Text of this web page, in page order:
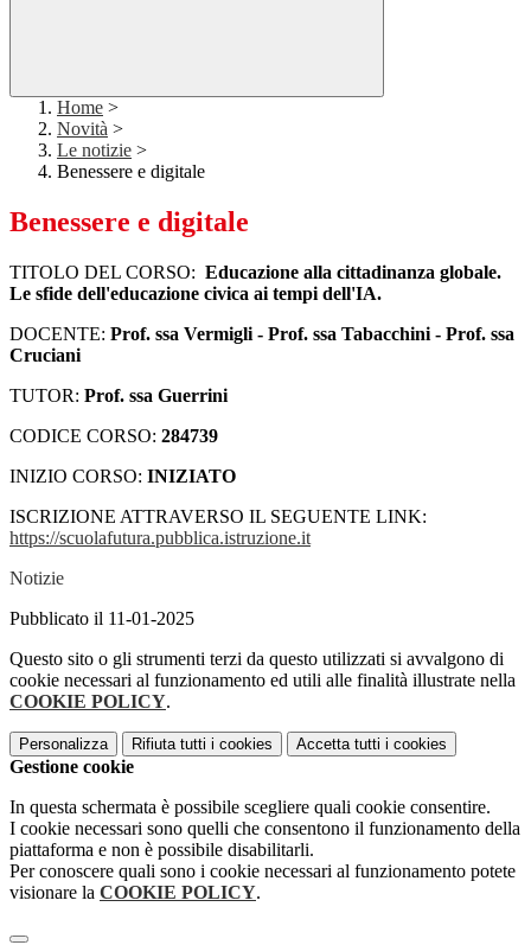
Home >
Novità >
Le notizie >
Benessere e digitale
Benessere e digitale
TITOLO DEL CORSO: Educazione alla cittadinanza globale.
Le sfide dell'educazione civica ai tempi dell'IA.
DOCENTE: Prof. ssa Vermigli - Prof. ssa Tabacchini - Prof. ssa
Cruciani
TUTOR: Prof. ssa Guerrini
CODICE CORSO: 284739
INIZIO CORSO: INIZIATO
ISCRIZIONE ATTRAVERSO IL SEGUENTE LINK:
https://scuolafutura.pubblica.istruzione.it
Notizie
Pubblicato il 11-01-2025
Questo sito o gli strumenti terzi da questo utilizzati si avvalgono di
cookie necessari al funzionamento ed utili alle finalità illustrate nella
COOKIE POLICY.
Personalizza Rifiuta tutti i cookies Accetta tutti i cookies
Gestione cookie
In questa schermata è possibile scegliere quali cookie consentire.
I cookie necessari sono quelli che consentono il funzionamento della
piattaforma e non è possibile disabilitarli.
Per conoscere quali sono i cookie necessari al funzionamento potete
visionare la COOKIE POLICY.